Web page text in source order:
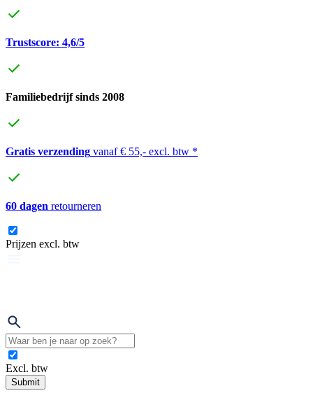
Trustscore: 4,6/5
Familiebedrijf sinds 2008
Gratis verzending vanaf € 55,- excl. btw *
60 dagen retourneren
Prijzen excl. btw
Excl. btw
Submit